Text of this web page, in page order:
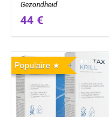
Gezondheid
44 €
Populaire